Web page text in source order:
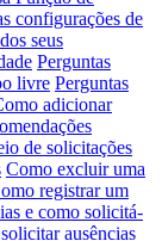
configurações de
seus
Perguntas
livre Perguntas
adicionar
de solicitações
Como excluir uma
registrar um
e como solicitá-
ausências